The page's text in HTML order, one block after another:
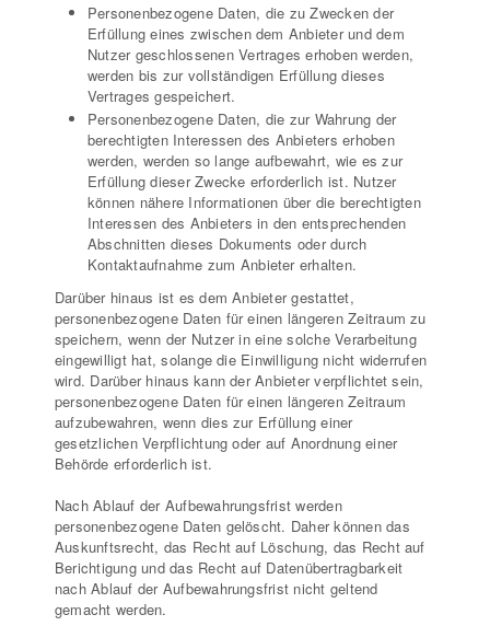
Personenbezogene Daten, die zu Zwecken der
Erfüllung eines zwischen dem Anbieter und dem
Nutzer geschlossenen Vertrages erhoben werden,
werden bis zur vollständigen Erfüllung dieses
Vertrages gespeichert.
Personenbezogene Daten, die zur Wahrung der
berechtigten Interessen des Anbieters erhoben
werden, werden so lange aufbewahrt, wie es zur
Erfüllung dieser Zwecke erforderlich ist. Nutzer
können nähere Informationen über die berechtigten
Interessen des Anbieters in den entsprechenden
Abschnitten dieses Dokuments oder durch
Kontaktaufnahme zum Anbieter erhalten.
Darüber hinaus ist es dem Anbieter gestattet,
personenbezogene Daten für einen längeren Zeitraum zu
speichern, wenn der Nutzer in eine solche Verarbeitung
eingewilligt hat, solange die Einwilligung nicht widerrufen
wird. Darüber hinaus kann der Anbieter verpflichtet sein,
personenbezogene Daten für einen längeren Zeitraum
aufzubewahren, wenn dies zur Erfüllung einer
gesetzlichen Verpflichtung oder auf Anordnung einer
Behörde erforderlich ist.
Nach Ablauf der Aufbewahrungsfrist werden
personenbezogene Daten gelöscht. Daher können das
Auskunftsrecht, das Recht auf Löschung, das Recht auf
Berichtigung und das Recht auf Datenübertragbarkeit
nach Ablauf der Aufbewahrungsfrist nicht geltend
gemacht werden.